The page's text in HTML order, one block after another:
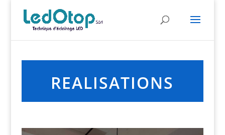
REALISATIONS